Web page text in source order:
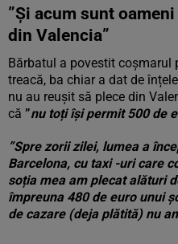
”Și acum sunt
din Valencia”
Bărbatul a povestit coșmarul
treacă, ba chiar a dat de
nu au reușit să plece din
că ”nu toți își permit 500 de
”Spre zorii zilei, lumea a
Barcelona, cu taxi -uri care
soția mea am plecat alături
împreuna 480 de euro unui
de cazare (deja plătită) nu